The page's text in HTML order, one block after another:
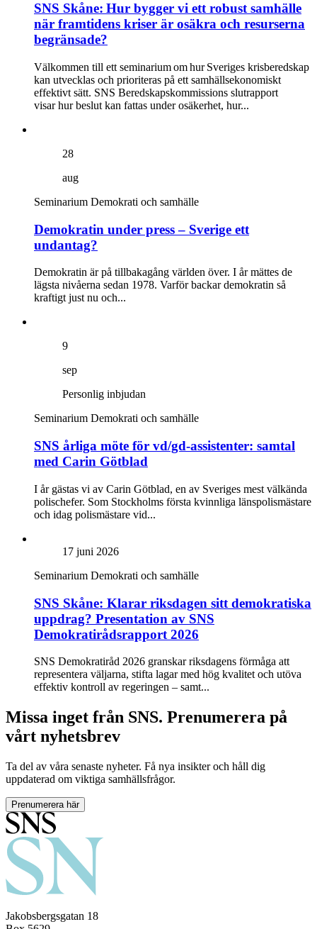
SNS Skåne: Hur bygger vi ett robust samhälle
när framtidens kriser är osäkra och resurserna
begränsade?
Välkommen till ett seminarium om hur Sveriges krisberedskap
kan utvecklas och prioriteras på ett samhällsekonomiskt
effektivt sätt. SNS Beredskapskommissions slutrapport
visar hur beslut kan fattas under osäkerhet, hur...
28
aug
Seminarium Demokrati och samhälle
Demokratin under press – Sverige ett
undantag?
Demokratin är på tillbakagång världen över. I år mättes de
lägsta nivåerna sedan 1978. Varför backar demokratin så
kraftigt just nu och...
9
sep
Personlig inbjudan
Seminarium Demokrati och samhälle
SNS årliga möte för vd/gd-assistenter: samtal
med Carin Götblad
I år gästas vi av Carin Götblad, en av Sveriges mest välkända
polischefer. Som Stockholms första kvinnliga länspolismästare
och idag polismästare vid...
17 juni 2026
Seminarium Demokrati och samhälle
SNS Skåne: Klarar riksdagen sitt demokratiska
uppdrag? Presentation av SNS
Demokratirådsrapport 2026
SNS Demokratiråd 2026 granskar riksdagens förmåga att
representera väljarna, stifta lagar med hög kvalitet och utöva
effektiv kontroll av regeringen – samt...
Missa inget från SNS. Prenumerera på
vårt nyhetsbrev
Ta del av våra senaste nyheter. Få nya insikter och håll dig
uppdaterad om viktiga samhällsfrågor.
Prenumerera här
Jakobsbergsgatan 18